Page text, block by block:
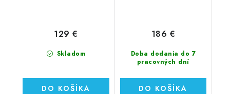
Skladom
129 €
DO KOŠÍKA
Doba dodania do 7
pracovných dní
186 €
DO KOŠÍKA